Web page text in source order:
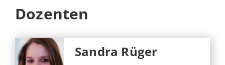
Dozenten
Sandra Rüger